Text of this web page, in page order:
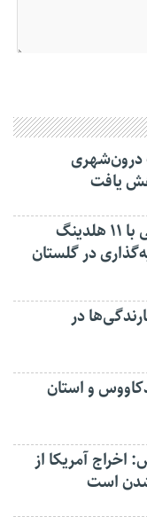
درون‌شهری
استاندار: بابک زنجانی با ۱۱ هلدینگ
در گلستان
بارندگی‌ها در
و استان
اخراج آمریکا از
است